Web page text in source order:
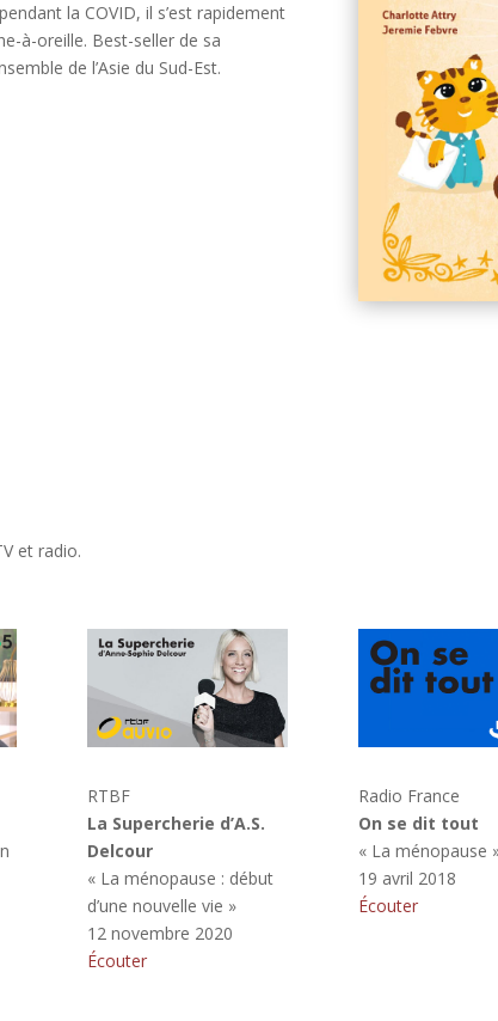
la COVID, il s’est rapidement
à-oreille. Best-seller de sa
de l’Asie du Sud-Est.
et radio.
RTBF
La Supercherie d’A.S.
Delcour
« La ménopause : début
d’une nouvelle vie »
12 novembre 2020
Écouter
Radio France
On se dit tout
« La ménopause
19 avril 2018
Écouter